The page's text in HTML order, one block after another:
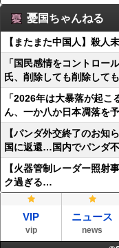
憂国ちゃんねる
【またまた中国人】殺
「国民感情をコントロー
氏、削除しても削除して
「2026年は大暴落が起
ん、一か八か日本凋落を
【パンダ外交終了のお知
国に返還…国内でパンダ
【火器管制レーダー照射
ク過ぎる…
VIP
vip
ニュース
news